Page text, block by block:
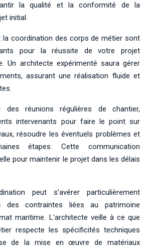
la qualité et la conformité de la
initial.
la coordination des corps de métier sont
pour la réussite de votre projet
Un architecte expérimenté saura gérer
assurant une réalisation fluide et
des réunions régulières de chantier,
intervenants pour faire le point sur
résoudre les éventuels problèmes et
étapes. Cette communication
pour maintenir le projet dans les délais
peut s’avérer particulièrement
des contraintes liées au patrimoine
maritime. L’architecte veille à ce que
respecte les spécificités techniques
de la mise en œuvre de matériaux